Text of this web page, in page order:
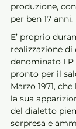
produzione,
per ben 17 anni.
E’ proprio
realizzazione
denominato LP
pronto per il
Marzo 1971,
la sua
del dialetto
sorpresa e